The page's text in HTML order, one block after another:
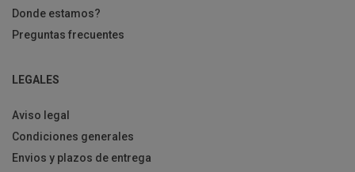
Donde estamos?
Preguntas frecuentes
LEGALES
Aviso legal
Condiciones generales
Envios y plazos de entrega